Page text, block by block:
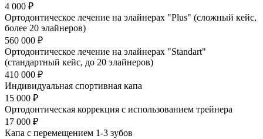
4 000 ₽
Ортодонтическое лечение на элайнерах "Plus" (сложный кейс,
более 20 элайнеров)
560 000 ₽
Ортодонтическое лечение на элайнерах "Standart"
(стандартный кейс, до 20 элайнеров)
410 000 ₽
Индивидуальная спортивная капа
15 000 ₽
Ортодонтическая коррекция с использованием трейнера
17 000 ₽
Капа с перемещением 1-3 зубов